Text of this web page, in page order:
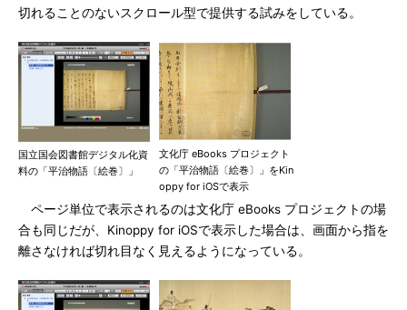
切れることのないスクロール型で提供する試みをしている。
国立国会図書館デジタル化資
料の「平治物語〔絵巻〕」
文化庁 eBooks プロジェクト
の「平治物語〔絵巻〕」をKin
oppy for iOSで表示
ページ単位で表示されるのは文化庁 eBooks プロジェクトの場
合も同じだが、Kinoppy for iOSで表示した場合は、画面から指を
離さなければ切れ目なく見えるようになっている。